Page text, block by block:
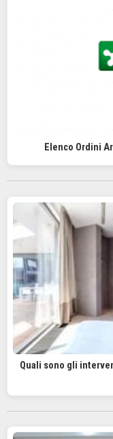
Elenco Ordini
Quali sono gli